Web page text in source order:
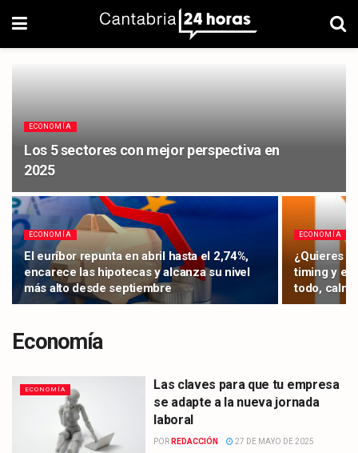
ECONOMÍA
Los 5 sectores con mejor perspectiva en
2025
ECONOMÍA
El euríbor repunta en abril hasta el 2,74%,
encarece las hipotecas y alcanza su nivel
más alto desde septiembre
ECONOMÍA
¿Quieres
timing y el
todo, calma
Economía
ECONOMÍA
Las claves para que tu empresa
se adapte a la nueva jornada
laboral
POR REDACCIÓN 27 DE MAYO DE 2025